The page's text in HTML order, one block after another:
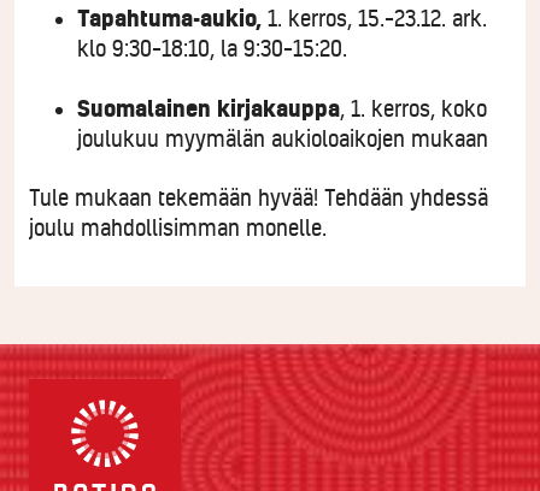
Tapahtuma-aukio, 1. kerros, 15.–23.12. ark.
klo 9:30–18:10, la 9:30–15:20.
Suomalainen kirjakauppa, 1. kerros, koko
joulukuu myymälän aukioloaikojen mukaan
Tule mukaan tekemään hyvää! Tehdään yhdessä
joulu mahdollisimman monelle.